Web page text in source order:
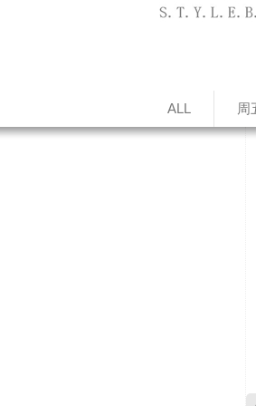
ALL 周